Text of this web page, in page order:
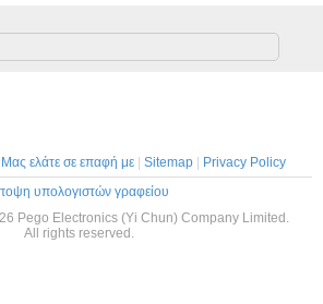
ρεύματος με την
συμμορφώνεται σε
Μας ελάτε σε επαφή με| Sitemap|
Privacy Policy
υπολογιστών γραφείου
Pego Electronics (Yi Chun) Company Limited.
All rights reserved.